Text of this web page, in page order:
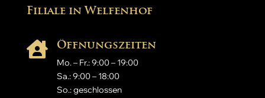
Filiale in Welfenhof
 Öffnungszeiten
Mo. – Fr.: 9:00 – 19:00
Sa.: 9:00 – 18:00
So.: geschlossen